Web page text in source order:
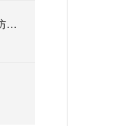
如何选择计量院防爆计量区用防爆柜？